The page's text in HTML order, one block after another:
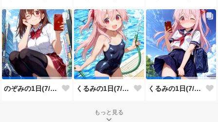
のぞみの1日(7/23投稿分) くるみの1日(7/22投稿分) くるみの1日(7/21投稿分)
もっと見る